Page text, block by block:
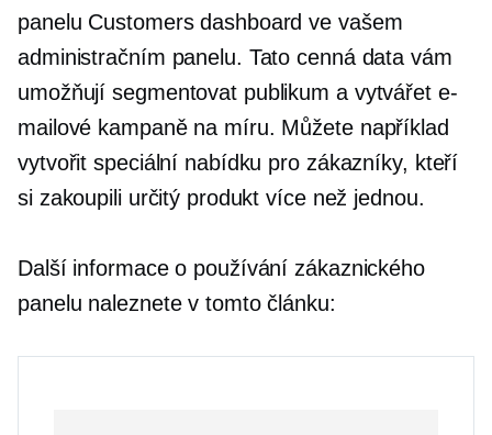
panelu Customers dashboard ve vašem
administračním panelu. Tato cenná data vám
umožňují segmentovat publikum a vytvářet e-
mailové kampaně na míru. Můžete například
vytvořit speciální nabídku pro zákazníky, kteří
si zakoupili určitý produkt více než jednou.
Další informace o používání zákaznického
panelu naleznete v tomto článku: